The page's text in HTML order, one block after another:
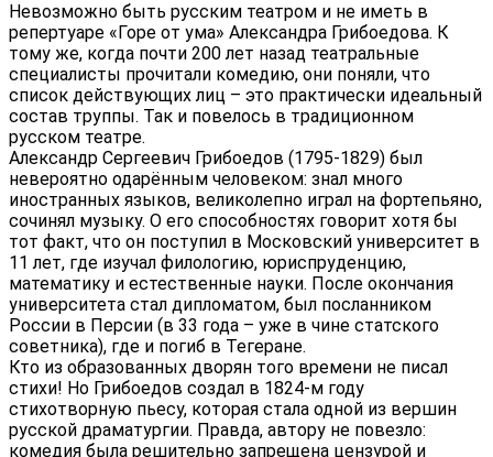
Невозможно быть русским театром и не иметь в
репертуаре «Горе от ума» Александра Грибоедова. К
тому же, когда почти 200 лет назад театральные
специалисты прочитали комедию, они поняли, что
список действующих лиц – это практически идеальный
состав труппы. Так и повелось в традиционном
русском театре.
Александр Сергеевич Грибоедов (1795-1829) был
невероятно одарённым человеком: знал много
иностранных языков, великолепно играл на фортепьяно,
сочинял музыку. О его способностях говорит хотя бы
тот факт, что он поступил в Московский университет в
11 лет, где изучал филологию, юриспруденцию,
математику и естественные науки. После окончания
университета стал дипломатом, был посланником
России в Персии (в 33 года – уже в чине статского
советника), где и погиб в Тегеране.
Кто из образованных дворян того времени не писал
стихи! Но Грибоедов создал в 1824-м году
стихотворную пьесу, которая стала одной из вершин
русской драматургии. Правда, автору не повезло:
комедия была решительно запрещена цензурой и